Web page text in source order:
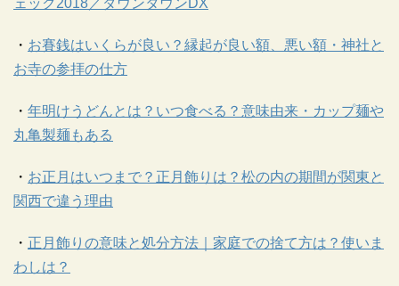
ェック2018／ダウンタウンDX
・ お賽銭はいくらが良い？縁起が良い額、悪い額・神社と
お寺の参拝の仕方
・ 年明けうどんとは？いつ食べる？意味由来・カップ麺や
丸亀製麺もある
・ お正月はいつまで？正月飾りは？松の内の期間が関東と
関西で違う理由
・ 正月飾りの意味と処分方法｜家庭での捨て方は？使いま
わしは？